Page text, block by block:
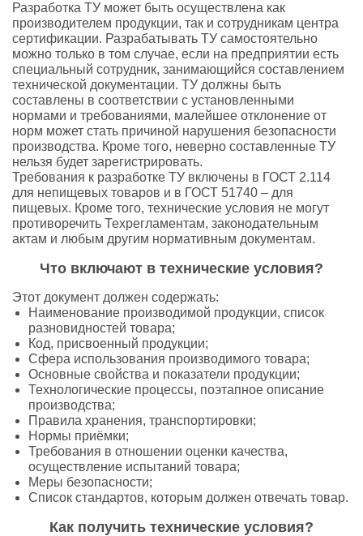
Разработка ТУ может быть осуществлена как
производителем продукции, так и сотрудникам центра
сертификации. Разрабатывать ТУ самостоятельно
можно только в том случае, если на предприятии есть
специальный сотрудник, занимающийся составлением
технической документации. ТУ должны быть
составлены в соответствии с установленными
нормами и требованиями, малейшее отклонение от
норм может стать причиной нарушения безопасности
производства. Кроме того, неверно составленные ТУ
нельзя будет зарегистрировать.
Требования к разработке ТУ включены в ГОСТ 2.114
для непищевых товаров и в ГОСТ 51740 – для
пищевых. Кроме того, технические условия не могут
противоречить Техрегламентам, законодательным
актам и любым другим нормативным документам.
Что включают в технические условия?
Этот документ должен содержать:
Наименование производимой продукции, список
разновидностей товара;
Код, присвоенный продукции;
Сфера использования производимого товара;
Основные свойства и показатели продукции;
Технологические процессы, поэтапное описание
производства;
Правила хранения, транспортировки;
Нормы приёмки;
Требования в отношении оценки качества,
осуществление испытаний товара;
Меры безопасности;
Список стандартов, которым должен отвечать товар.
Как получить технические условия?